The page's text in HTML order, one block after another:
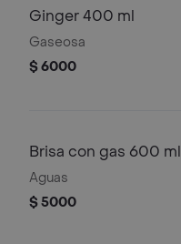
Ginger 400 ml
Gaseosa
$ 6000
Brisa con gas 600 ml
Aguas
$ 5000